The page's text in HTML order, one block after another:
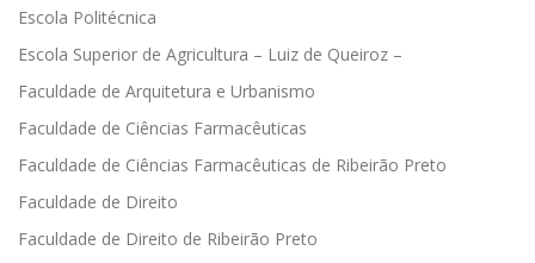
Escola Politécnica
Escola Superior de Agricultura – Luiz de Queiroz –
Faculdade de Arquitetura e Urbanismo
Faculdade de Ciências Farmacêuticas
Faculdade de Ciências Farmacêuticas de Ribeirão Preto
Faculdade de Direito
Faculdade de Direito de Ribeirão Preto